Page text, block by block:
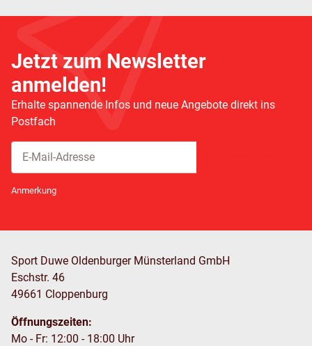
Jetzt zum Newsletter
anmelden!
Erhalte spannende Infos und neue Angebote direkt ins
Postfach
Anmerkung
Sport Duwe Oldenburger Münsterland GmbH
Eschstr. 46
49661 Cloppenburg
Öffnungszeiten:
Mo - Fr: 12:00 - 18:00 Uhr